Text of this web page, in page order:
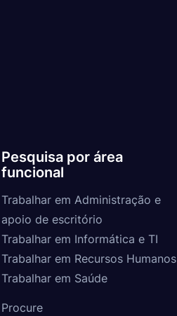
Pesquisa por área
funcional
Trabalhar em Administração e
apoio de escritório
Trabalhar em Informática e TI
Trabalhar em Recursos Humanos
Trabalhar em Saúde
Procure